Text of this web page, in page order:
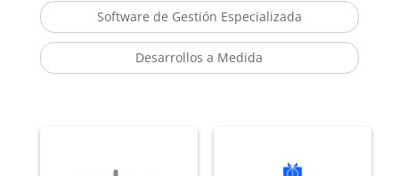
Software de Gestión Especializada
Desarrollos a Medida